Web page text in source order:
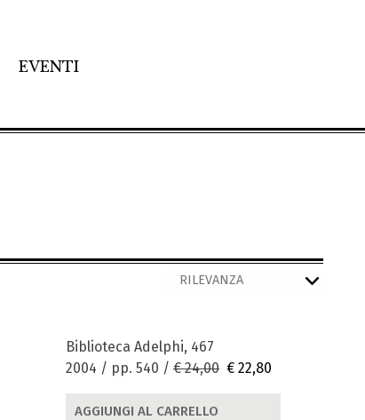
EVENTI
Biblioteca Adelphi, 467
2004 / pp. 540 / € 24,00 € 22,80
AGGIUNGI AL CARRELLO